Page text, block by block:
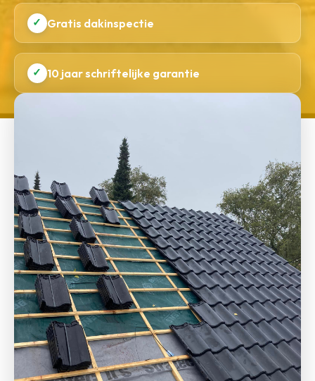
✓ Gratis dakinspectie
✓ 10 jaar schriftelijke garantie